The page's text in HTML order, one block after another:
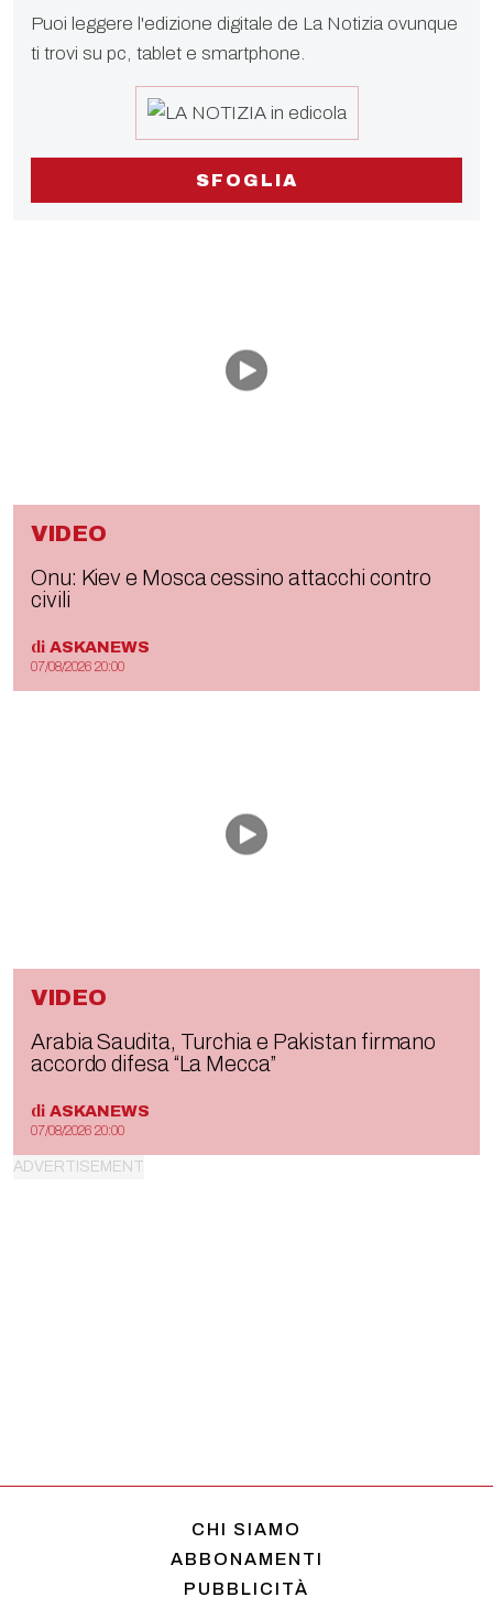
Puoi leggere l'edizione digitale de La Notizia ovunque
ti trovi su pc, tablet e smartphone.
SFOGLIA
VIDEO
Onu: Kiev e Mosca cessino attacchi contro
civili
di ASKANEWS
07/08/2026 20:00
VIDEO
Arabia Saudita, Turchia e Pakistan firmano
accordo difesa “La Mecca”
di ASKANEWS
07/08/2026 20:00
CHI SIAMO
ABBONAMENTI
PUBBLICITÀ